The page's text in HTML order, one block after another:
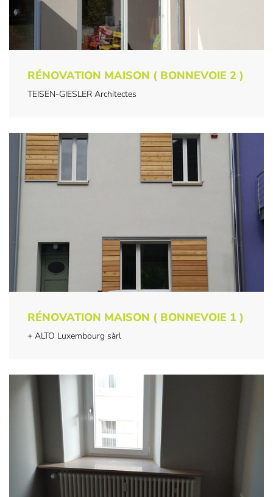
RÉNOVATION MAISON ( BONNEVOIE 2 )
TEISEN-GIESLER Architectes
RÉNOVATION MAISON ( BONNEVOIE 1 )
+ ALTO Luxembourg sàrl